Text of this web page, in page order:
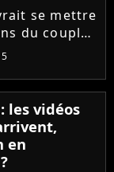
se mettre
du couple
Selon le
et
lui, la
les vidéos
en